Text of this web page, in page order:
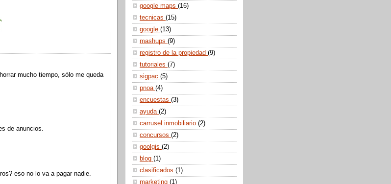
mucho tiempo, sólo me queda
de anuncios.
eso no lo va a pagar nadie.
google maps (16)
tecnicas (15)
google (13)
mashups (9)
registro de la propiedad (9)
tutoriales (7)
sigpac (5)
pnoa (4)
encuestas (3)
ayuda (2)
carrusel inmobiliario (2)
concursos (2)
goolgis (2)
blog (1)
clasificados (1)
marketing (1)